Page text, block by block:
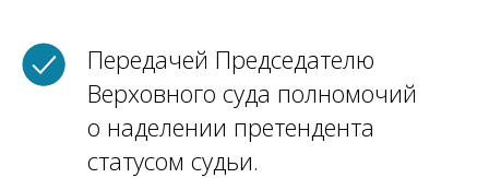
Передачей Председателю
Верховного суда полномочий
о наделении претендента
статусом судьи.